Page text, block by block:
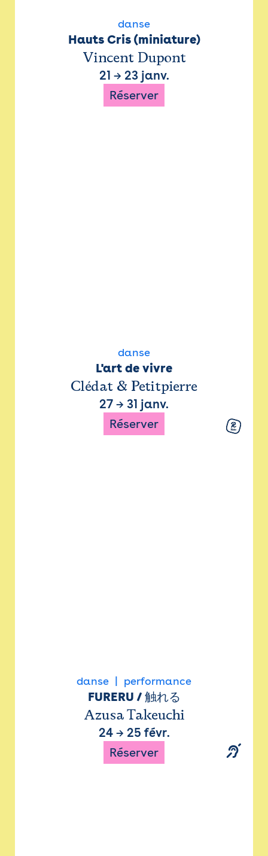
danse
Hauts Cris (miniature)
Vincent Dupont
21 → 23 janv.
Réserver
danse
L'art de vivre
Clédat & Petitpierre
27 → 31 janv.
Réserver
danse performance
FURERU / 触れる
Azusa Takeuchi
24→ 25 févr.
Réserver